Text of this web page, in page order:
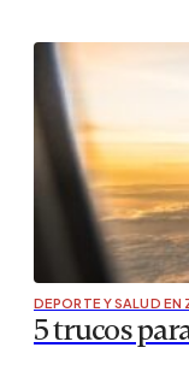
DEPORTE Y SALUD
5 trucos